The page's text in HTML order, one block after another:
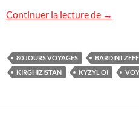
Continuer la lecture de Rivière
→
80 JOURS VOYAGES BARDINTZEFF
KIRGHIZISTAN
KYZYL OÏ